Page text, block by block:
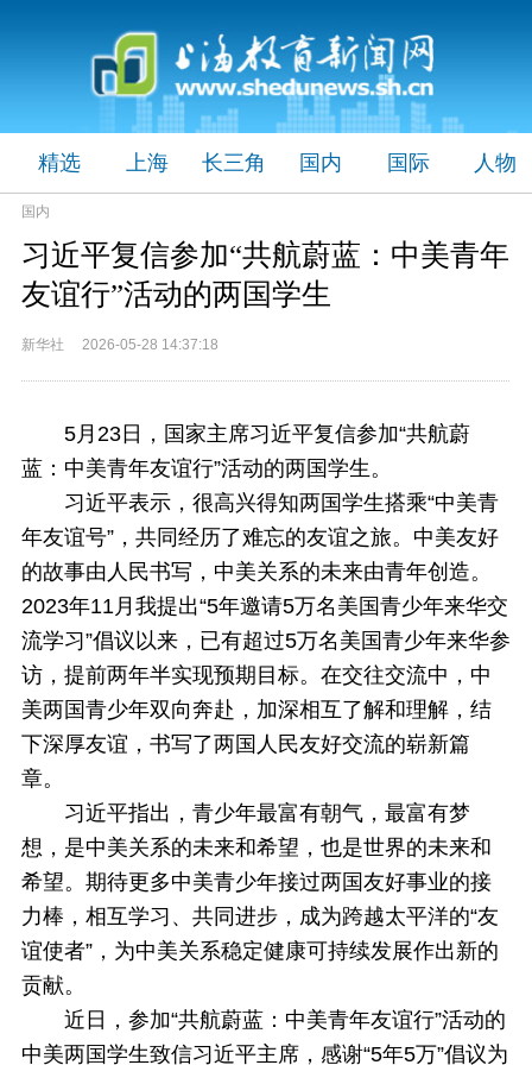
精选 上海 长三角 国内 国际 人物
国内
习近平复信参加“共航蔚蓝：中美青年
友谊行”活动的两国学生
新华社 2026-05-28 14:37:18
5月23日，国家主席习近平复信参加“共航蔚
蓝：中美青年友谊行”活动的两国学生。
习近平表示，很高兴得知两国学生搭乘“中美青
年友谊号”，共同经历了难忘的友谊之旅。中美友好
的故事由人民书写，中美关系的未来由青年创造。
2023年11月我提出“5年邀请5万名美国青少年来华交
流学习”倡议以来，已有超过5万名美国青少年来华参
访，提前两年半实现预期目标。在交往交流中，中
美两国青少年双向奔赴，加深相互了解和理解，结
下深厚友谊，书写了两国人民友好交流的崭新篇
章。
习近平指出，青少年最富有朝气，最富有梦
想，是中美关系的未来和希望，也是世界的未来和
希望。期待更多中美青少年接过两国友好事业的接
力棒，相互学习、共同进步，成为跨越太平洋的“友
谊使者”，为中美关系稳定健康可持续发展作出新的
贡献。
近日，参加“共航蔚蓝：中美青年友谊行”活动的
中美两国学生致信习近平主席，感谢“5年5万”倡议为